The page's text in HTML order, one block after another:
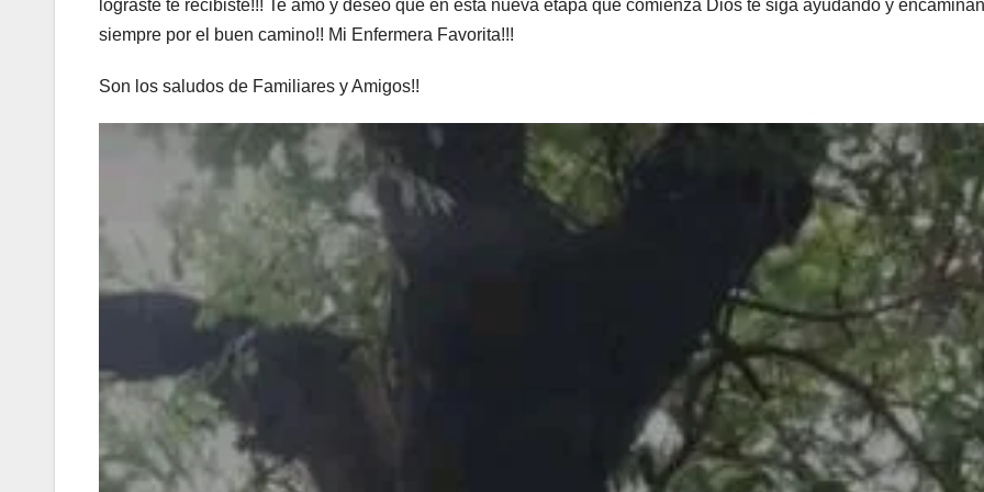
lograste te recibiste!!! Te amo y deseo que en esta nueva etapa que comienza Dios te siga ayudando y
siempre por el buen camino!! Mi Enfermera Favorita!!!
Son los saludos de Familiares y Amigos!!